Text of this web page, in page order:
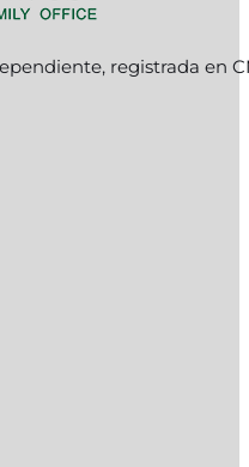
registrada en